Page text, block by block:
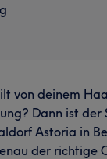
von deinem
Dann ist der
Astoria in
der richtige